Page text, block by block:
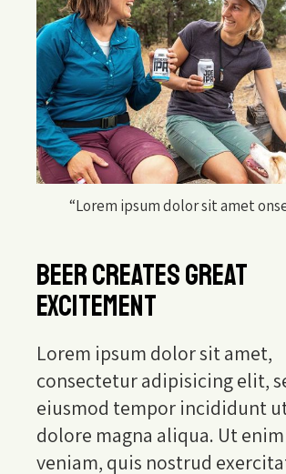
“Lorem ipsum dolor sit amet
BEER CREATES GREAT
EXCITEMENT
Lorem ipsum dolor sit amet,
consectetur adipisicing elit,
eiusmod tempor incididunt
dolore magna aliqua. Ut
veniam, quis nostrud